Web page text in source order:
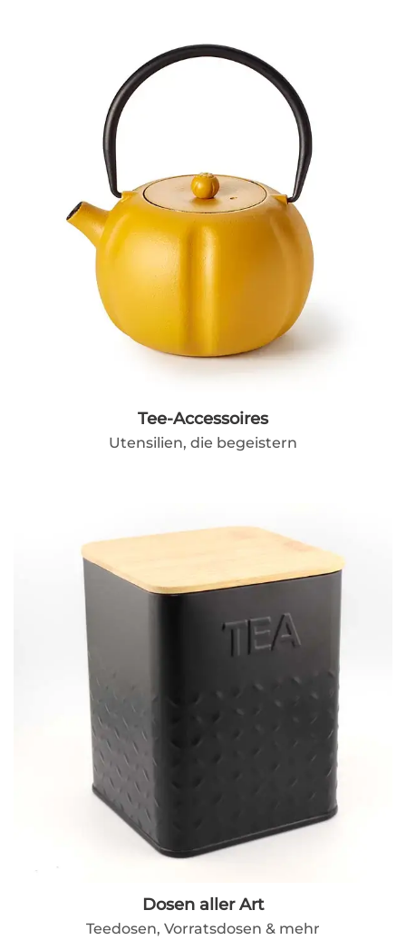
Tee-Accessoires
Utensilien, die begeistern
Dosen aller Art
Teedosen, Vorratsdosen & mehr